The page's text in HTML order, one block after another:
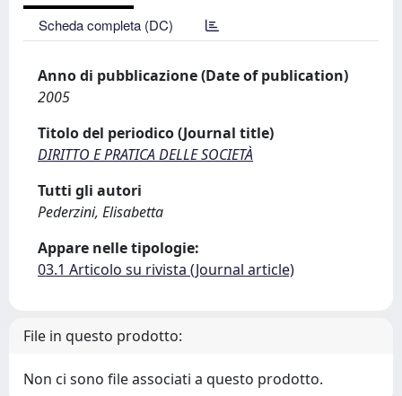
Scheda completa (DC)
Anno di pubblicazione (Date of publication)
2005
Titolo del periodico (Journal title)
DIRITTO E PRATICA DELLE SOCIETÀ
Tutti gli autori
Pederzini, Elisabetta
Appare nelle tipologie:
03.1 Articolo su rivista (Journal article)
File in questo prodotto:
Non ci sono file associati a questo prodotto.